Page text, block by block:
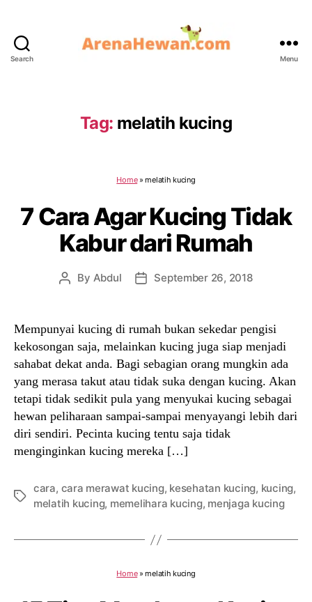
Search Menu
Tag: melatih kucing
Home»melatih kucing
7 Cara Agar Kucing Tidak
Kabur dari Rumah
Post
By Abdul
PostSeptember 26, 2018
Mempunyai kucing di rumah bukan sekedar pengisi
kekosongan saja, melainkan kucing juga siap menjadi
sahabat dekat anda. Bagi sebagian orang mungkin ada
yang merasa takut atau tidak suka dengan kucing. Akan
tetapi tidak sedikit pula yang menyukai kucing sebagai
hewan peliharaan sampai-sampai menyayangi lebih dari
diri sendiri. Pecinta kucing tentu saja tidak
menginginkan kucing mereka […]
Tags
cara, cara merawat kucing, kesehatan kucing, kucing,
melatih kucing, memelihara kucing, menjaga kucing
Home»melatih kucing